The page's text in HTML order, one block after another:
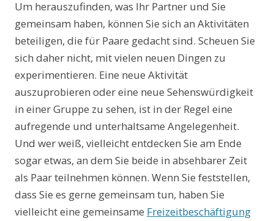
Um herauszufinden, was Ihr Partner und Sie
gemeinsam haben, können Sie sich an Aktivitäten
beteiligen, die für Paare gedacht sind. Scheuen Sie
sich daher nicht, mit vielen neuen Dingen zu
experimentieren. Eine neue Aktivität
auszuprobieren oder eine neue Sehenswürdigkeit
in einer Gruppe zu sehen, ist in der Regel eine
aufregende und unterhaltsame Angelegenheit.
Und wer weiß, vielleicht entdecken Sie am Ende
sogar etwas, an dem Sie beide in absehbarer Zeit
als Paar teilnehmen können. Wenn Sie feststellen,
dass Sie es gerne gemeinsam tun, haben Sie
vielleicht eine gemeinsame Freizeitbeschäftigung